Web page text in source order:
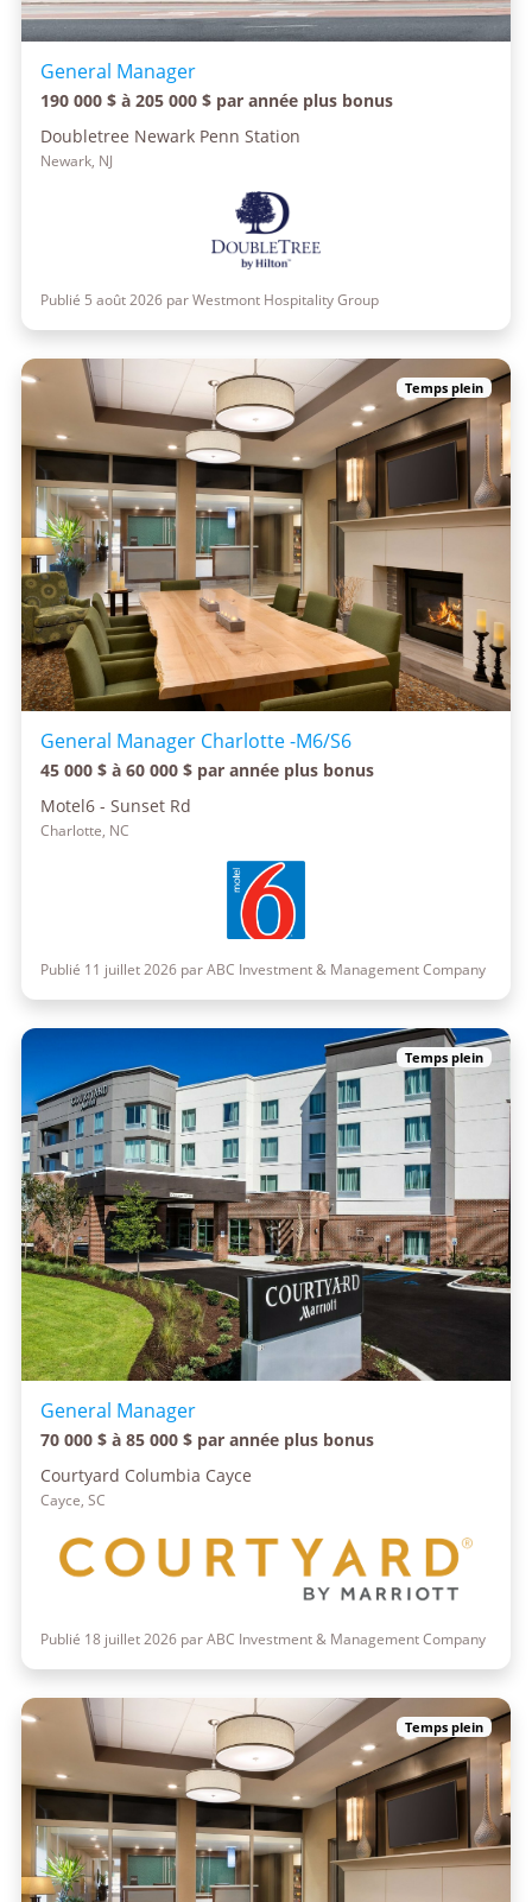
General Manager
190 000 $ à 205 000 $ par année plus bonus
Doubletree Newark Penn Station
Newark, NJ
Publié 5 août 2026 par Westmont Hospitality Group
Temps plein
General Manager Charlotte -M6/S6
45 000 $ à 60 000 $ par année plus bonus
Motel6 - Sunset Rd
Charlotte, NC
Publié 11 juillet 2026 par ABC Investment & Management Company
Temps plein
General Manager
70 000 $ à 85 000 $ par année plus bonus
Courtyard Columbia Cayce
Cayce, SC
Publié 18 juillet 2026 par ABC Investment & Management Company
Temps plein